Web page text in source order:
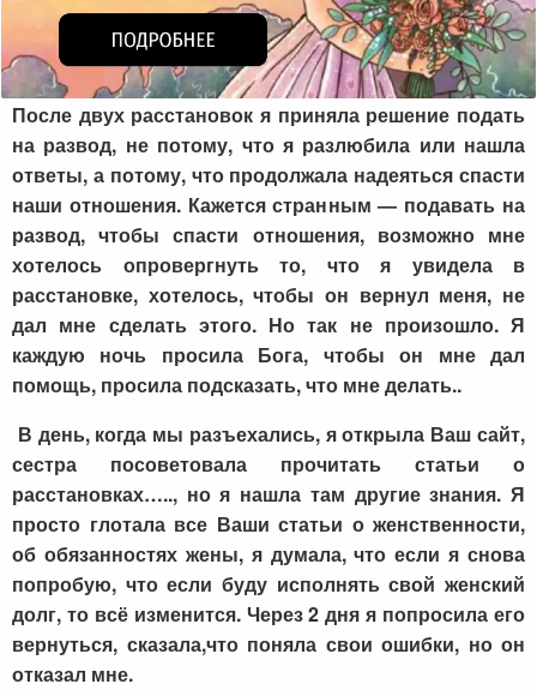
После двух расстановок я приняла решение подать
на развод, не потому, что я разлюбила или нашла
ответы, а потому, что продолжала надеяться спасти
наши отношения. Кажется странным — подавать на
развод, чтобы спасти отношения, возможно мне
хотелось опровергнуть то, что я увидела в
расстановке, хотелось, чтобы он вернул меня, не
дал мне сделать этого. Но так не произошло. Я
каждую ночь просила Бога, чтобы он мне дал
помощь, просила подсказать, что мне делать..
В день, когда мы разъехались, я открыла Ваш сайт,
сестра посоветовала прочитать статьи о
расстановках….., но я нашла там другие знания. Я
просто глотала все Ваши статьи о женственности,
об обязанностях жены, я думала, что если я снова
попробую, что если буду исполнять свой женский
долг, то всё изменится. Через 2 дня я попросила его
вернуться, сказала,что поняла свои ошибки, но он
отказал мне.